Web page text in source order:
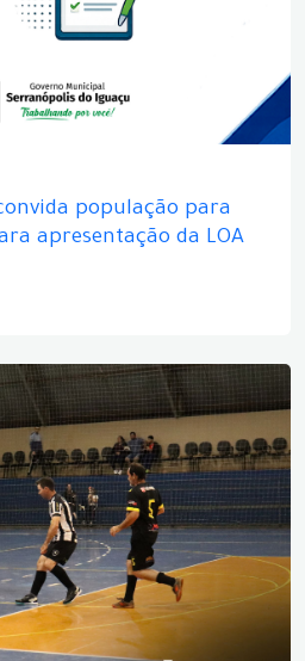
população para
apresentação da LOA